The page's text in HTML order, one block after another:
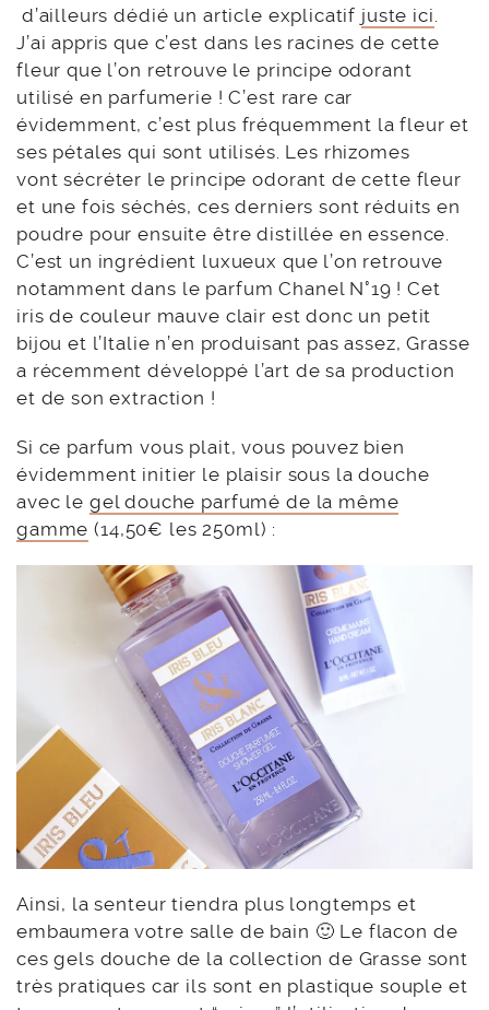
d’ailleurs dédié un article explicatif juste ici
J’ai appris que c’est dans les racines de cette
fleur que l’on retrouve le principe odorant
utilisé en parfumerie ! C’est rare car
évidemment, c’est plus fréquemment la fleur et
ses pétales qui sont utilisés. Les rhizomes
vont sécréter le principe odorant de cette fleur
et une fois séchés, ces derniers sont réduits en
poudre pour ensuite être distillée en essence.
C’est un ingrédient luxueux que l’on retrouve
notamment dans le parfum Chanel N°19 ! Cet
iris de couleur mauve clair est donc un petit
bijou et l’Italie n’en produisant pas assez, Grasse
a récemment développé l’art de sa production
et de son extraction !
Si ce parfum vous plait, vous pouvez bien
évidemment initier le plaisir sous la douche
avec le gel douche parfumé de la même
gamme (14,50€ les 250ml) :
Ainsi, la senteur tiendra plus longtemps et
embaumera votre salle de bain 🙂 Le flacon de
ces gels douche de la collection de Grasse sont
très pratiques car ils sont en plastique souple et